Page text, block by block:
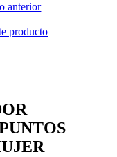
anterior
producto